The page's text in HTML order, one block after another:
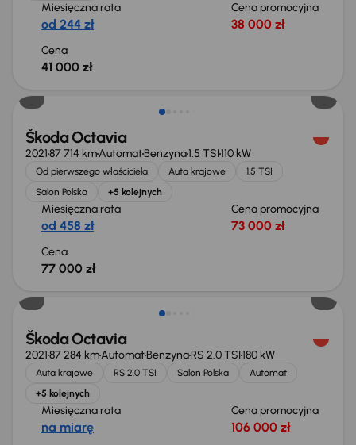
Miesięczna rata
od 244 zł
Cena promocyjna
38 000 zł
Cena
41 000 zł
Škoda Octavia
202187 714 kmAutomatBenzyna1.5 TSI110 kW
Od pierwszego właściciela Auta krajowe
1.5 TSI
Salon Polska
+5 kolejnych
Miesięczna rata
od 458 zł
Cena promocyjna
73 000 zł
Cena
77 000 zł
Škoda Octavia
202187 284 kmAutomatBenzynaRS 2.0 TSI180 kW
Auta krajowe RS 2.0 TSI Salon Polska
Automat
+5 kolejnych
Miesięczna rata
na miarę
Cena promocyjna
106 000 zł